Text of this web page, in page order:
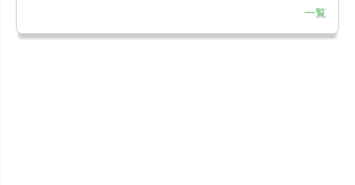
「Microsoft OneDrive 18.7.3」iOS向け最新版を...
一覧